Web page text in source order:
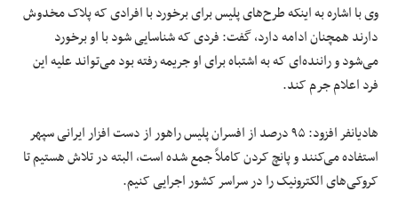
وی با اشاره به اینکه طرح‌های پلیس برای برخورد با افرادی که پلاک مخدوش
دارند همچنان ادامه دارد، گفت: فردی که شناسایی شود با او برخورد
می‌شود و راننده‌ای که به اشتباه برای او جریمه رفته بود می‌تواند علیه این
فرد اعلام جرم کند.
هادیانفر افزود: ۹۵ درصد از افسران پلیس راهور از دست افزار ایرانی سپهر
استفاده می‌کنند و پانچ کردن کاملاً جمع شده است، البته در تلاش هستیم تا
کروکی‌های الکترونیک را در سراسر کشور اجرایی کنیم.